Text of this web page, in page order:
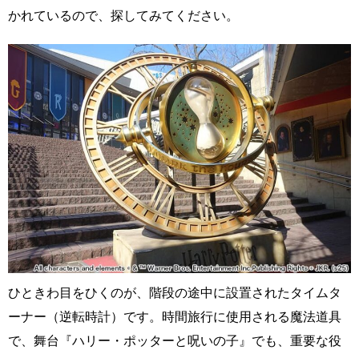
かれているので、探してみてください。
ひときわ目をひくのが、階段の途中に設置されたタイムタ
ーナー（逆転時計）です。時間旅行に使用される魔法道具
で、舞台『ハリー・ポッターと呪いの子』でも、重要な役